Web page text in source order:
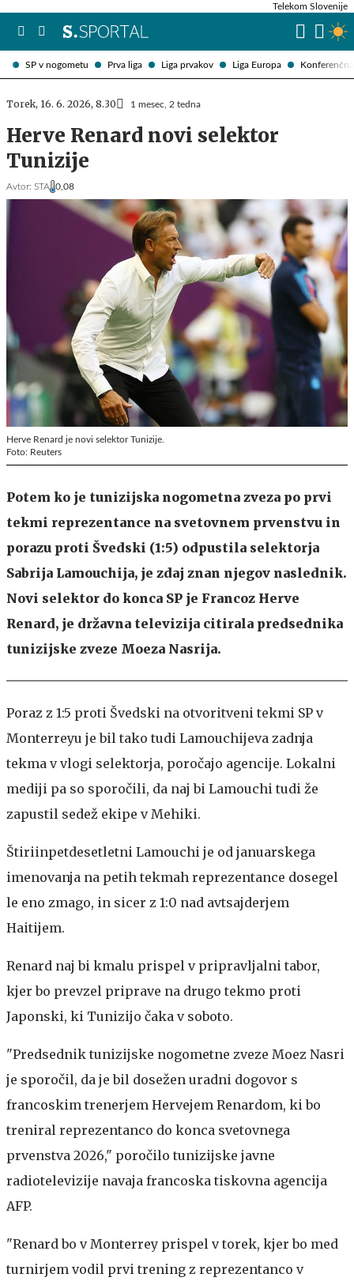
SP v nogometu Prva liga Liga prvakov Liga Europa
Telekom Slovenije
Torek, 16. 6. 2026, 8.30 1 mesec, 2 tedna
Herve Renard novi selektor
Tunizije
Avtor: STA 0,08
Herve Renard je novi selektor Tunizije.
Foto: Reuters
Potem ko je tunizijska nogometna zveza po prvi
tekmi reprezentance na svetovnem prvenstvu in
porazu proti Švedski (1:5) odpustila selektorja
Sabrija Lamouchija, je zdaj znan njegov naslednik.
Novi selektor do konca SP je Francoz Herve
Renard, je državna televizija citirala predsednika
tunizijske zveze Moeza Nasrija.
Poraz z 1:5 proti Švedski na otvoritveni tekmi SP v
Monterreyu je bil tako tudi Lamouchijeva zadnja
tekma v vlogi selektorja, poročajo agencije. Lokalni
mediji pa so sporočili, da naj bi Lamouchi tudi že
zapustil sedež ekipe v Mehiki.
Štiriinpetdesetletni Lamouchi je od januarskega
imenovanja na petih tekmah reprezentance dosegel
le eno zmago, in sicer z 1:0 nad avtsajderjem
Haitijem.
Renard naj bi kmalu prispel v pripravljalni tabor,
kjer bo prevzel priprave na drugo tekmo proti
Japonski, ki Tunizijo čaka v soboto.
"Predsednik tunizijske nogometne zveze Moez Nasri
je sporočil, da je bil dosežen uradni dogovor s
francoskim trenerjem Hervejem Renardom, ki bo
treniral reprezentanco do konca svetovnega
prvenstva 2026," poročilo tunizijske javne
radiotelevizije navaja francoska tiskovna agencija
AFP.
"Renard bo v Monterrey prispel v torek, kjer bo med
turnirjem vodil prvi trening z reprezentanco v